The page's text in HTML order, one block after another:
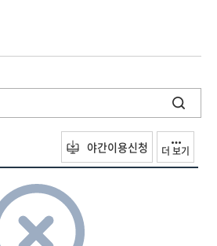
야간이용신청 더 보기